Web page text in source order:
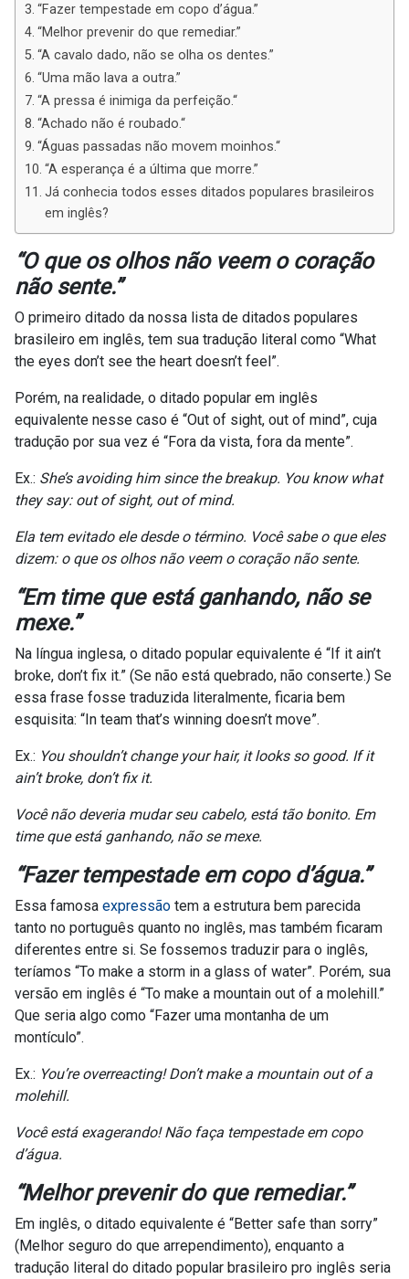
“Fazer tempestade em copo d’água.”
“Melhor prevenir do que remediar.”
“A cavalo dado, não se olha os dentes.”
“Uma mão lava a outra.”
“A pressa é inimiga da perfeição.“
“Achado não é roubado.“
“Águas passadas não movem moinhos.“
“A esperança é a última que morre.”
Já conhecia todos esses ditados populares brasileiros
em inglês?
“O que os olhos não veem o coração
não sente.”
O primeiro ditado da nossa lista de ditados populares
brasileiro em inglês, tem sua tradução literal como “What
the eyes don’t see the heart doesn’t feel”.
Porém, na realidade, o ditado popular em inglês
equivalente nesse caso é “Out of sight, out of mind”, cuja
tradução por sua vez é “Fora da vista, fora da mente”.
Ex.: She’s avoiding him since the breakup. You know what
they say: out of sight, out of mind.
Ela tem evitado ele desde o término. Você sabe o que eles
dizem: o que os olhos não veem o coração não sente.
“Em time que está ganhando, não se
mexe.”
Na língua inglesa, o ditado popular equivalente é “If it ain’t
broke, don’t fix it.” (Se não está quebrado, não conserte.) Se
essa frase fosse traduzida literalmente, ficaria bem
esquisita: “In team that’s winning doesn’t move”.
Ex.: You shouldn’t change your hair, it looks so good. If it
ain’t broke, don’t fix it.
Você não deveria mudar seu cabelo, está tão bonito. Em
time que está ganhando, não se mexe.
“Fazer tempestade em copo d’água.”
Essa famosa expressão tem a estrutura bem parecida
tanto no português quanto no inglês, mas também ficaram
diferentes entre si. Se fossemos traduzir para o inglês,
teríamos “To make a storm in a glass of water”. Porém, sua
versão em inglês é “To make a mountain out of a molehill.”
Que seria algo como “Fazer uma montanha de um
montículo”.
Ex.: You’re overreacting! Don’t make a mountain out of a
molehill.
Você está exagerando! Não faça tempestade em copo
d’água.
“Melhor prevenir do que remediar.”
Em inglês, o ditado equivalente é “Better safe than sorry”
(Melhor seguro do que arrependimento), enquanto a
tradução literal do ditado popular brasileiro pro inglês seria